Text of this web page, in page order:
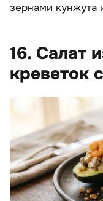
зернами кунжута
16. Салат
креветок